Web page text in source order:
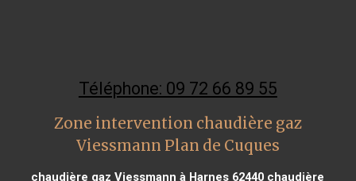
Téléphone: 09 72 66 89 55
Zone intervention chaudière gaz
Viessmann Plan de Cuques
chaudière gaz Viessmann à Harnes 62440 chaudière